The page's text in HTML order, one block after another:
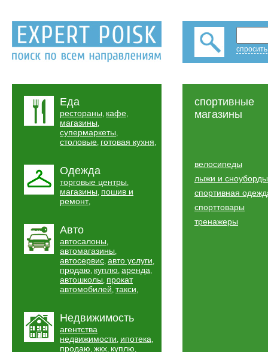
Еда
рестораны, кафе,
магазины,
супермаркеты,
столовые, готовая кухня,
Одежда
торговые центры,
магазины, пошив и
ремонт,
Авто
автосалоны,
автомагазины,
автосервис, авто услуги,
продаю, куплю, аренда,
автошколы, прокат
автомобилей, такси,
Недвижимость
агентства
недвижимости, ипотека,
продаю, жкх, куплю,
спортивные
магазины
велосипеды
лыжи и сноуборды
спортивная
спорттовары
тренажеры